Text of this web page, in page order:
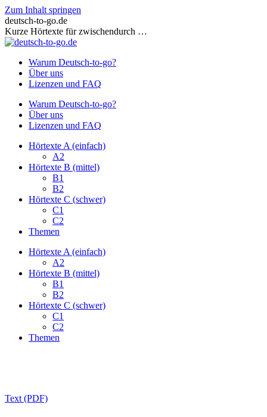
Zum Inhalt springen
deutsch-to-go.de
Kurze Hörtexte für zwischendurch …
Warum Deutsch-to-go?
Über uns
Lizenzen und FAQ
Warum Deutsch-to-go?
Über uns
Lizenzen und FAQ
Hörtexte A (einfach)
A2
Hörtexte B (mittel)
B1
B2
Hörtexte C (schwer)
C1
C2
Themen
Hörtexte A (einfach)
A2
Hörtexte B (mittel)
B1
B2
Hörtexte C (schwer)
C1
C2
Themen
Text (PDF)